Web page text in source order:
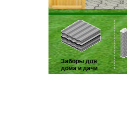
Заборы для
дома и дачи